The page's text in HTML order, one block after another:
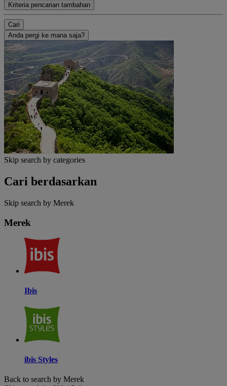
Kriteria pencarian tambahan
Cari
Anda pergi ke mana saja?
Skip search by categories
Cari berdasarkan
Skip search by Merek
Merek
Ibis
ibis Styles
Back to search by Merek